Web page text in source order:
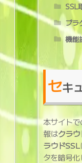
SSL
プラ
機能
セキ
本サイト
報はクラ
ラウドSSL
タを暗号